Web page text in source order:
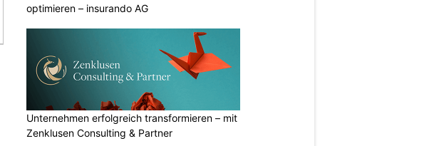
optimieren – insurando AG
Unternehmen erfolgreich transformieren – mit
Zenklusen Consulting & Partner